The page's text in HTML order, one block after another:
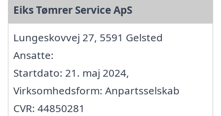
Eiks Tømrer Service ApS
Lungeskovvej 27, 5591 Gelsted
Ansatte:
Startdato: 21. maj 2024,
Virksomhedsform: Anpartsselskab
CVR: 44850281